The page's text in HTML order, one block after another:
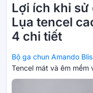
Lợi ích khi sử
Lụa tencel
4 chi tiết
Bộ ga chun Amando
Tencel mát và êm mềm